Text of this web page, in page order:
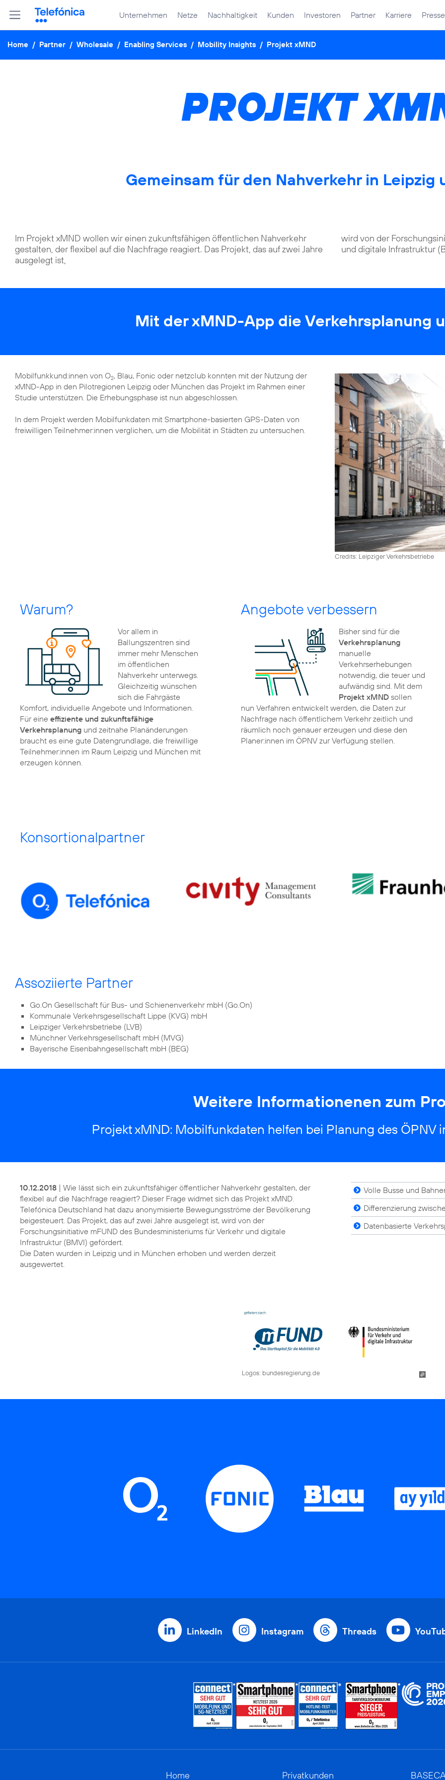
Unternehmen Netze Nachhaltigkeit Kunden Investoren Partner Karriere Presse
Home / Partner / Wholesale / Enabling Services / Mobility Insights / Projekt xMND
PROJEKT
Gemeinsam für den Nahverkehr in Leipzig
Im Projekt xMND wollen wir einen zukunftsfähigen öffentlichen Nahverkehr
gestalten, der flexibel auf die Nachfrage reagiert. Das Projekt, das auf zwei Jahre
ausgelegt ist,
wird von der
und digitale Infrastruktur
Mit der xMND-App die Verkehrsplanung
Credits: Leipziger Verkehrsbetriebe
Mobilfunkkund:innen von O2, Blau, Fonic oder netzclub konnten mit der Nutzung der
xMND-App in den Pilotregionen Leipzig oder München das Projekt im Rahmen einer
Studie unterstützen. Die Erhebungsphase ist nun abgeschlossen.
In dem Projekt werden Mobilfunkdaten mit Smartphone-basierten GPS-Daten von
freiwilligen Teilnehmer:innen verglichen, um die Mobilität in Städten zu untersuchen.
Warum?
Vor allem in
Ballungszentren sind
immer mehr Menschen
im öffentlichen
Nahverkehr unterwegs.
Gleichzeitig wünschen
sich die Fahrgäste
Komfort, individuelle Angebote und Informationen.
Für eine effiziente und zukunftsfähige
Verkehrsplanung und zeitnahe Planänderungen
braucht es eine gute Datengrundlage, die freiwillige
Teilnehmer:innen im Raum Leipzig und München mit
erzeugen können.
Angebote verbessern
Bisher sind für die
Verkehrsplanung
manuelle
Verkehrserhebungen
notwendig, die teuer und
aufwändig sind. Mit dem
Projekt xMNDsollen
nun Verfahren entwickelt werden, die Daten zur
Nachfrage nach öffentlichem Verkehr zeitlich und
räumlich noch genauer erzeugen und diese den
Planer:innen im ÖPNV zur Verfügung stellen.
Konsortionalpartner
Assoziierte Partner
Go.On Gesellschaft für Bus- und Schienenverkehr mbH (Go.On)
Kommunale Verkehrsgesellschaft Lippe (KVG) mbH
Leipziger Verkehrsbetriebe (LVB)
Münchner Verkehrsgesellschaft mbH (MVG)
Bayerische Eisenbahngesellschaft mbH (BEG)
Weitere Informationenen zum
Projekt xMND: Mobilfunkdaten helfen bei Planung des ÖPNV
10.12.2018 | Wie lässt sich ein zukunftsfähiger öffentlicher Nahverkehr gestalten, der
flexibel auf die Nachfrage reagiert? Dieser Frage widmet sich das Projekt xMND.
Telefónica Deutschland hat dazu anonymisierte Bewegungsströme der Bevölkerung
beigesteuert. Das Projekt, das auf zwei Jahre ausgelegt ist, wird von der
Forschungsinitiative mFUND des Bundesministeriums für Verkehr und digitale
Infrastruktur (BMVI) gefördert.
Die Daten wurden in Leipzig und in München erhoben und werden derzeit
ausgewertet.
Volle Busse und
Differenzierung
Datenbasierte
Logos: bundesregierung.de
LinkedIn Instagram Threads
Home Privatkunden